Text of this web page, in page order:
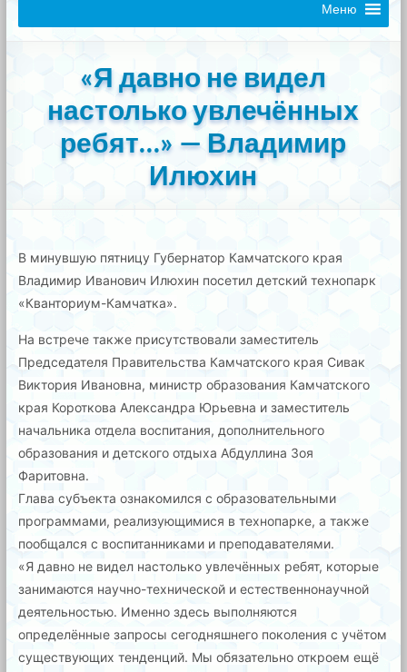
Меню
«Я давно не видел
настолько увлечённых
ребят…» — Владимир
Илюхин
В минувшую пятницу Губернатор Камчатского края
Владимир Иванович Илюхин посетил детский технопарк
«Кванториум-Камчатка».
На встрече также присутствовали заместитель
Председателя Правительства Камчатского края Сивак
Виктория Ивановна, министр образования Камчатского
края Короткова Александра Юрьевна и заместитель
начальника отдела воспитания, дополнительного
образования и детского отдыха Абдуллина Зоя
Фаритовна.
Глава субъекта ознакомился с образовательными
программами, реализующимися в технопарке, а также
пообщался с воспитанниками и преподавателями.
«Я давно не видел настолько увлечённых ребят, которые
занимаются научно-технической и естественнонаучной
деятельностью. Именно здесь выполняются
определённые запросы сегодняшнего поколения с учётом
существующих тенденций. Мы обязательно откроем ещё